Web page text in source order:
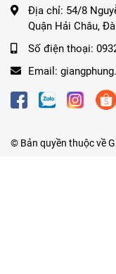
Địa chỉ: 54/8
Quận Hải Châu,
Số điện thoại:
Email:
© Bản quyền thuộc về